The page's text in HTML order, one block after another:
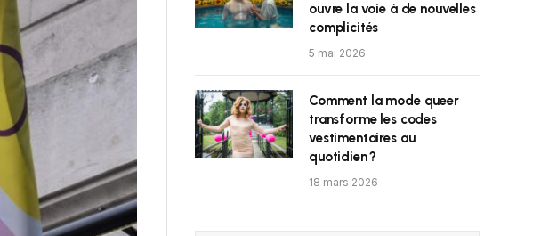
ouvre la voie à de nouvelles
complicités
5 mai 2026
Comment la mode queer
transforme les codes
vestimentaires au
quotidien ?
18 mars 2026